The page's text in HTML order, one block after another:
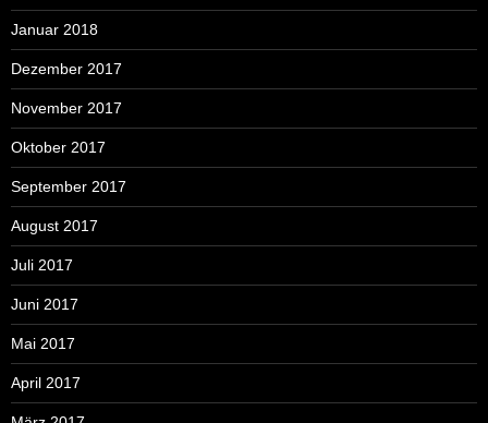
Januar 2018
Dezember 2017
November 2017
Oktober 2017
September 2017
August 2017
Juli 2017
Juni 2017
Mai 2017
April 2017